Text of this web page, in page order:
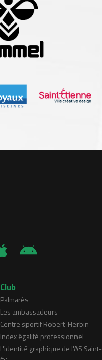
Club
Palmarès
Les ambassadeurs
Centre sportif Robert-Herbin
Index égalité professionnel
L'identité graphique de l'AS Saint-